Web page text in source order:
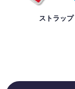
ストラップ